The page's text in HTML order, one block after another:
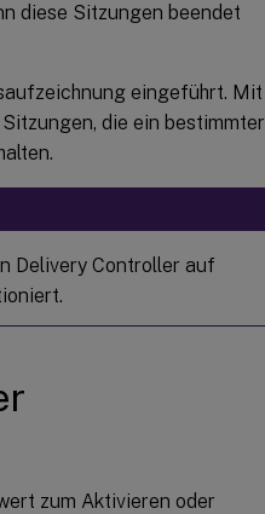
diese Sitzungen beendet
eingeführt. Mit
die ein bestimmter
Delivery Controller auf
zum Aktivieren oder